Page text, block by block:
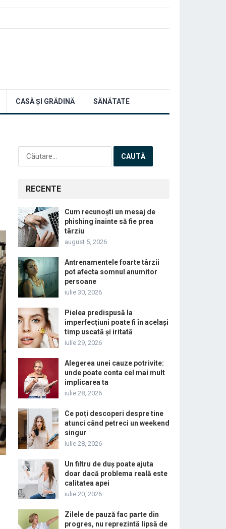
CASĂ ȘI GRĂDINĂ SĂNĂTATE
Caută
după:
RECENTE
Cum recunoști un mesaj de
phishing înainte să fie prea
târziu
august 5, 2026
Antrenamentele foarte târzii
pot afecta somnul anumitor
persoane
iulie 30, 2026
Pielea predispusă la
imperfecțiuni poate fi în același
timp uscată și iritată
iulie 29, 2026
Alegerea unei cauze potrivite:
unde poate conta cel mai mult
implicarea ta
iulie 28, 2026
Ce poți descoperi despre tine
atunci când petreci un weekend
singur
iulie 28, 2026
Un filtru de duș poate ajuta
doar dacă problema reală este
calitatea apei
iulie 20, 2026
Zilele de pauză fac parte din
progres, nu reprezintă lipsă de